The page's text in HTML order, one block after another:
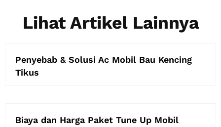
Lihat Artikel Lainnya
Penyebab & Solusi Ac Mobil Bau Kencing
Tikus
Biaya dan Harga Paket Tune Up Mobil